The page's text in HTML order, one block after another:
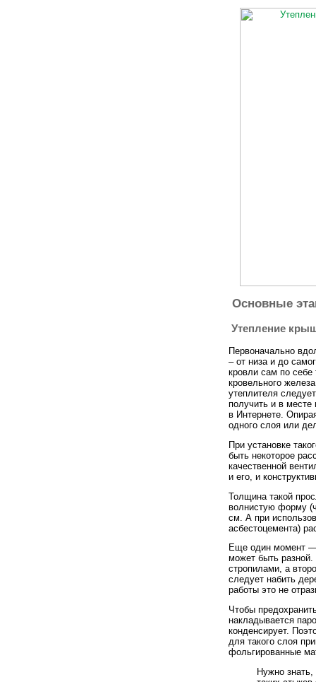
Основные
Утепление
Первоначально
– от низа и до
кровли сам по себе
кровельного
утеплителя
получить и в месте
в Интернете.
одного слоя или
При установке
быть некоторое
качественной
и его, и
Толщина такой
волнистую форму
см. А при
асбестоцемента)
Еще один момент —
может быть
стропилами, а
следует набить
работы это не
Чтобы
накладывается
конденсирует.
для такого слоя
фольгированные
Нужно